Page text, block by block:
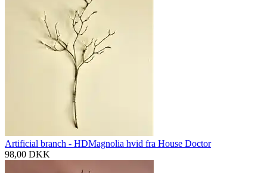
Artificial branch - HDMagnolia hvid fra House Doctor
98,00 DKK